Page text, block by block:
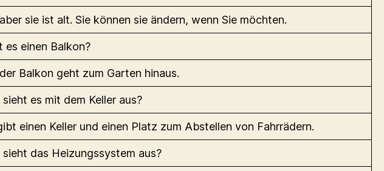
sie ist alt. Sie können sie ändern, wenn Sie möchten.
es einen Balkon?
Balkon geht zum Garten hinaus.
sieht es mit dem Keller aus?
einen Keller und einen Platz zum Abstellen von Fahrrädern.
sieht das Heizungssystem aus?